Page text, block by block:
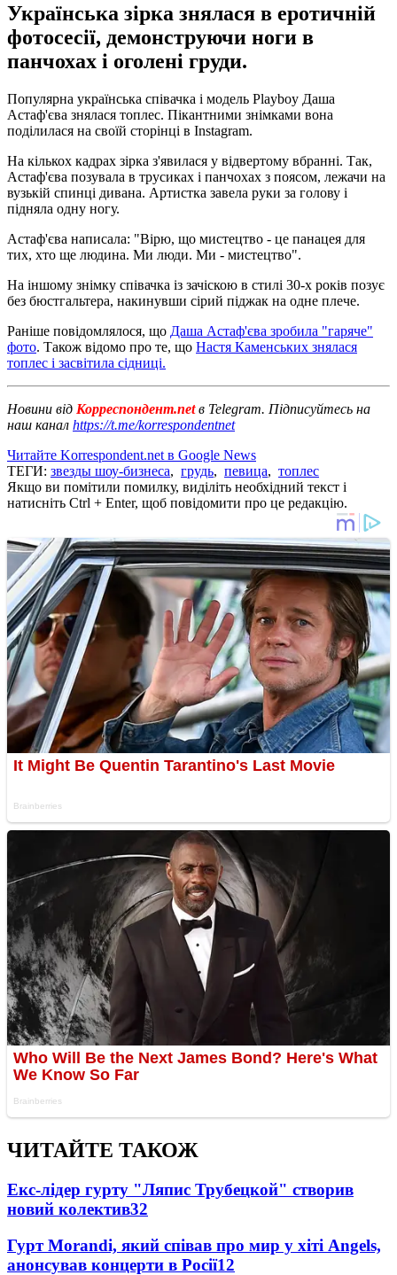
Українська зірка знялася в еротичній
фотосесії, демонструючи ноги в
панчохах і оголені груди.
Популярна українська співачка і модель Playboy Даша
Астаф'єва знялася топлес. Пікантними знімками вона
поділилася на своїй сторінці в Instagram.
На кількох кадрах зірка з'явилася у відвертому вбранні. Так,
Астаф'єва позувала в трусиках і панчохах з поясом, лежачи на
вузькій спинці дивана. Артистка завела руки за голову і
підняла одну ногу.
Астаф'єва написала: "Вірю, що мистецтво - це панацея для
тих, хто ще людина. Ми люди. Ми - мистецтво".
На іншому знімку співачка із зачіскою в стилі 30-х років позує
без бюстгальтера, накинувши сірий піджак на одне плече.
Раніше повідомлялося, що Даша Астаф'єва зробила "гаряче"
фото. Також відомо про те, що Настя Каменських знялася
топлес і засвітила сідниці.
Новини від Корреспондент.netв Telegram. Підписуйтесь на
наш канал https://t.me/korrespondentnet
Читайте Korrespondent.net в Google News
ТЕГИ: звезды шоу-бизнеса, грудь, певица, топлес
Якщо ви помітили помилку, виділіть необхідний текст і
натисніть Ctrl + Enter, щоб повідомити про це редакцію.
ЧИТАЙТЕ ТАКОЖ
Екс-лідер гурту "Ляпис Трубецкой" створив
новий колектив32
Гурт Morandi, який співав про мир у хіті Angels,
анонсував концерти в Росії12